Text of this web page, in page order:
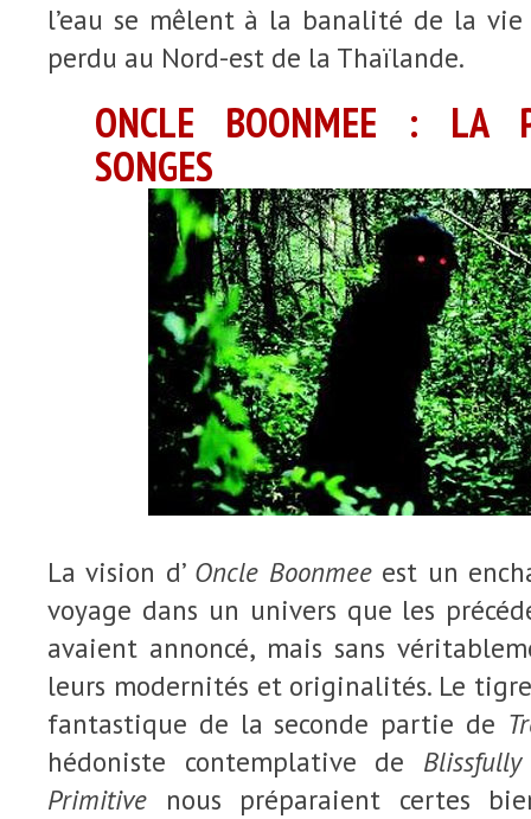
l’eau se mêlent à la banalité de la vie
perdu au Nord-est de la Thaïlande.
ONCLE BOONMEE : LA
SONGES
La vision d’ Oncle Boonmeeest un
voyage dans un univers que les
avaient annoncé, mais sans
leurs modernités et originalités. Le
fantastique de la seconde partie de
hédoniste contemplative de
Primitive nous préparaient certes